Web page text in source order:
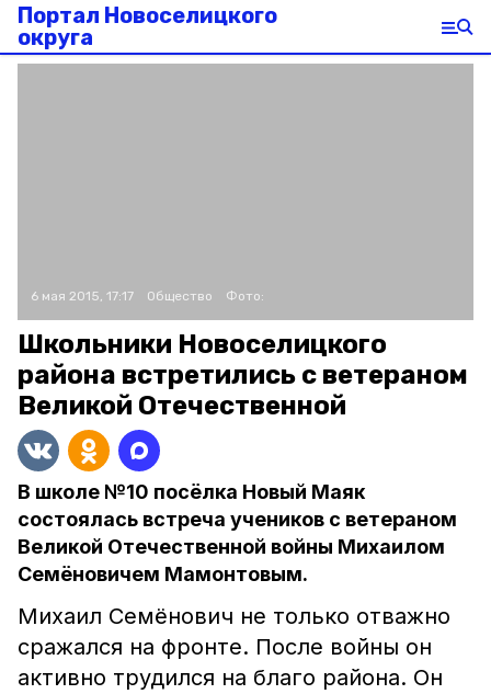
Портал Новоселицкого
округа
6 мая 2015, 17:17 Общество Фото:
Школьники Новоселицкого
района встретились с ветераном
Великой Отечественной
В школе №10 посёлка Новый Маяк
состоялась встреча учеников с ветераном
Великой Отечественной войны Михаилом
Семёновичем Мамонтовым.
Михаил Семёнович не только отважно
сражался на фронте. После войны он
активно трудился на благо района. Он